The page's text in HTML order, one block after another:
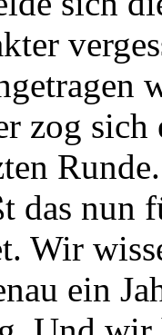
zog
das nun
Wir
ein